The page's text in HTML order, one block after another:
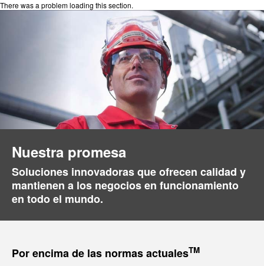
There was a problem loading this section.
Nuestra promesa
Soluciones innovadoras que ofrecen calidad y
mantienen a los negocios en funcionamiento
en todo el mundo.
Por encima de las normas actualesTM